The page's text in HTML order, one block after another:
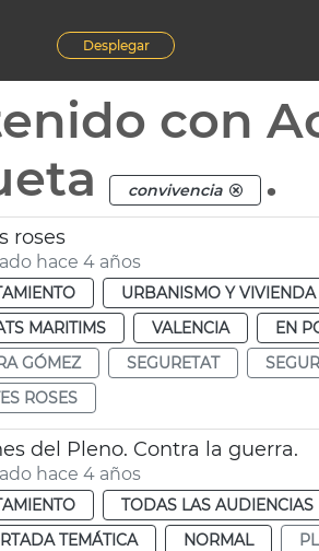
Desplegar
con
convivencia .
roses
hace 4 años
URBANISMO Y VIVIENDA
MARITIMS
VALENCIA EN
GÓMEZ
SEGURETAT
ROSES
del Pleno. Contra la guerra.
hace 4 años
TODAS LAS AUDIENCIAS
TEMÁTICA
NORMAL